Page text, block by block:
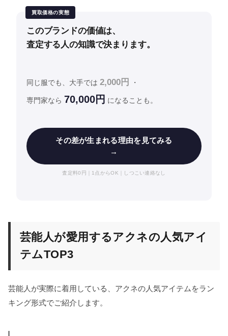
買取価格の実態
このブランドの価値は、
査定する人の知識で決まります。
同じ服でも、大手では 2,000円 ・
専門家なら 70,000円 になることも。
その差が生まれる理由を見てみる
→
査定料0円｜1点からOK｜しつこい連絡なし
芸能人が愛用するアクネの人気アイ
テムTOP3
芸能人が実際に着用している、アクネの人気アイテムをラン
キング形式でご紹介します。